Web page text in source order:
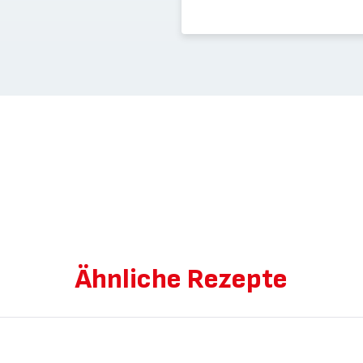
Ähnliche Rezepte